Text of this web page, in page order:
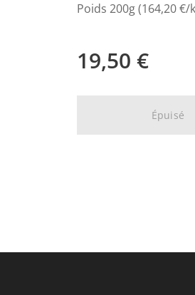
Poids 200g (164,20 €/
19,50 €
Épuisé